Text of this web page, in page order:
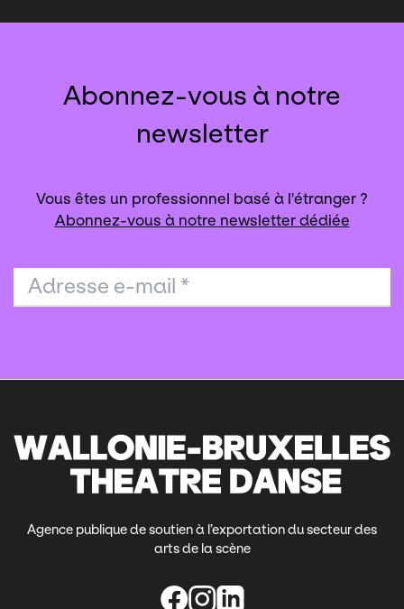
Abonnez-vous à notre
newsletter
Vous êtes un professionnel basé à l'étranger ?
Abonnez-vous à notre newsletter dédiée
Adresse e-mail *
Agence publique de soutien à l’exportation du secteur des
arts de la scène